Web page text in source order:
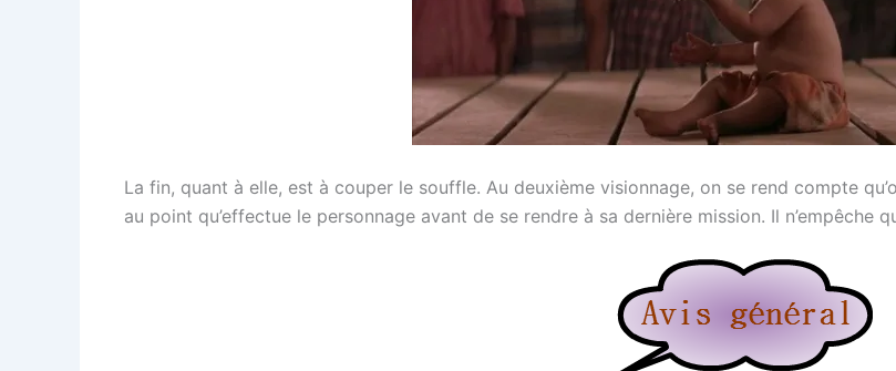
La fin, quant à elle, est à couper le souffle. Au deuxième visionnage, on se rend compte
au point qu’effectue le personnage avant de se rendre à sa dernière mission. Il n’empêche